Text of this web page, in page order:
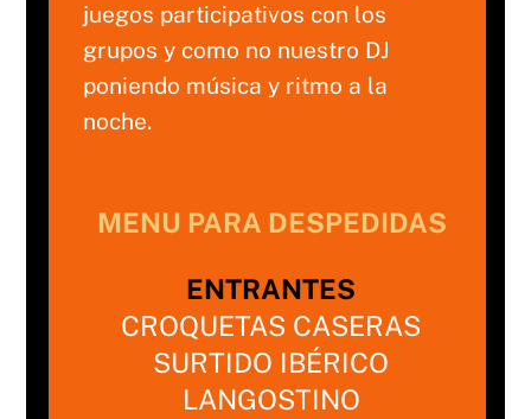
juegos participativos con los
grupos y como no nuestro DJ
poniendo música y ritmo a la
noche.
MENU PARA DESPEDIDAS
ENTRANTES
CROQUETAS CASERAS
SURTIDO IBÉRICO
LANGOSTINO